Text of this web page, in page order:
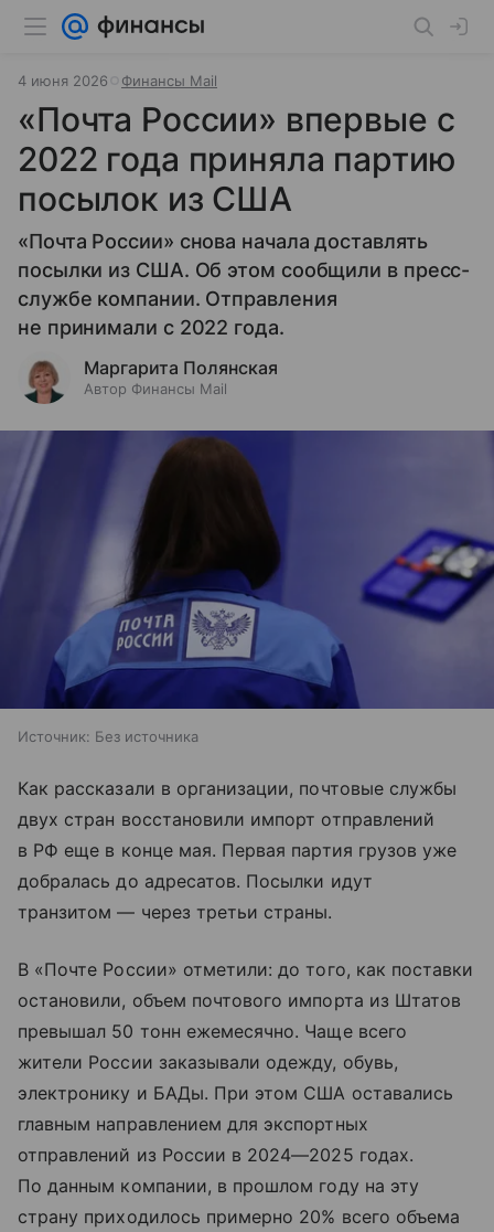
4 июня 2026 Финансы Mail
«Почта России» впервые с
2022 года приняла партию
посылок из США
«Почта России» снова начала доставлять
посылки из США. Об этом сообщили в пресс-
службе компании. Отправления
не принимали с 2022 года.
Маргарита Полянская
Автор Финансы Mail
Источник: Без источника
Как рассказали в организации, почтовые службы
двух стран восстановили импорт отправлений
в РФ еще в конце мая. Первая партия грузов уже
добралась до адресатов. Посылки идут
транзитом — через третьи страны.
В «Почте России» отметили: до того, как поставки
остановили, объем почтового импорта из Штатов
превышал 50 тонн ежемесячно. Чаще всего
жители России заказывали одежду, обувь,
электронику и БАДы. При этом США оставались
главным направлением для экспортных
отправлений из России в 2024—2025 годах.
По данным компании, в прошлом году на эту
страну приходилось примерно 20% всего объема